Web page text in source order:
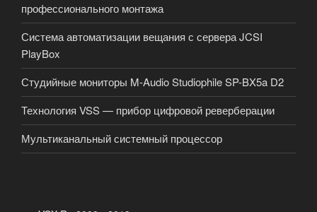
профессионального монтажа
Система автоматизации вещания с сервера JCSI
PlayBox
Студийные мониторы M-Audio Studiophile SP-BX5a D2
Технология VSS — прибор цифровой реверберации
Мультиканальный системный процессор